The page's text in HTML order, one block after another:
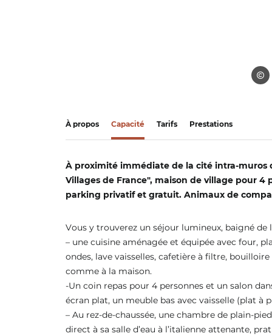
À propos Capacité Tarifs Prestations
À proximité immédiate de la cité intra-muros
Villages de France", maison de village pour
parking privatif et gratuit. Animaux de
Vous y trouverez un séjour lumineux, baigné
– une cuisine aménagée et équipée avec four,
ondes, lave vaisselles, cafetière à filtre,
comme à la maison.
-Un coin repas pour 4 personnes et un salon
écran plat, un meuble bas avec vaisselle (plat à
– Au rez-de-chaussée, une chambre de plain-
direct à sa salle d’eau à l’italienne attenante,